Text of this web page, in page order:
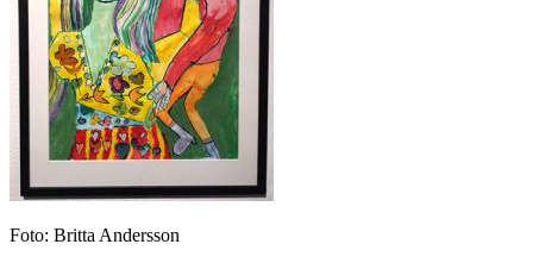
Foto: Britta Andersson